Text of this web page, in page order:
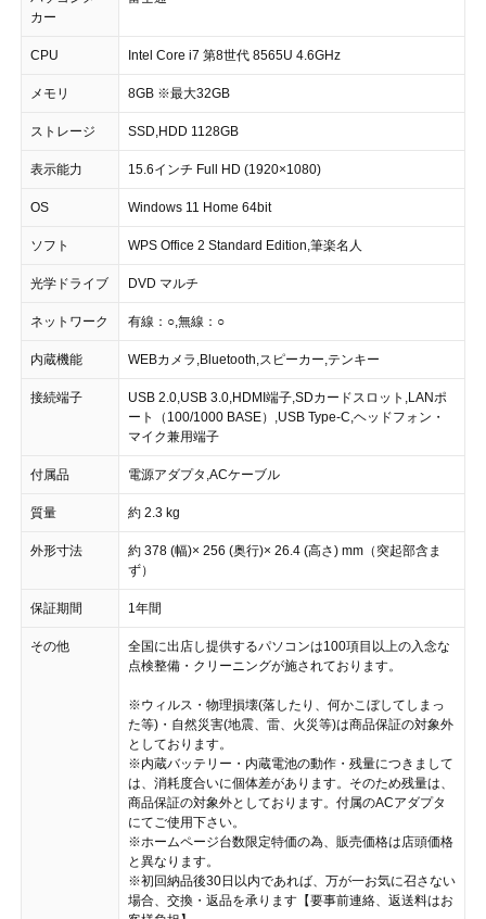
カー
CPU Intel Core i7 第8世代 8565U 4.6GHz
メモリ 8GB ※最大32GB
ストレージ SSD,HDD 1128GB
表示能力 15.6インチ Full HD (1920×1080)
OS Windows 11 Home 64bit
ソフト WPS Office 2 Standard Edition,筆楽名人
光学ドライブ DVD マルチ
ネットワーク 有線：○,無線：○
内蔵機能 WEBカメラ,Bluetooth,スピーカー,テンキー
接続端子
USB 2.0,USB 3.0,HDMI端子,SDカードスロット,LANポ
ート（100/1000 BASE）,USB Type-C,ヘッドフォン・
マイク兼用端子
付属品 電源アダプタ,ACケーブル
質量 約 2.3 kg
外形寸法
約 378 (幅)× 256 (奥行)× 26.4 (高さ) mm（突起部含ま
ず）
保証期間 1年間
その他
全国に出店し提供するパソコンは100項目以上の入念な
点検整備・クリーニングが施されております。
※ウィルス・物理損壊(落したり、何かこぼしてしまっ
た等)・自然災害(地震、雷、火災等)は商品保証の対象外
としております。
※内蔵バッテリー・内蔵電池の動作・残量につきまして
は、消耗度合いに個体差があります。そのため残量は、
商品保証の対象外としております。付属のACアダプタ
にてご使用下さい。
※ホームページ台数限定特価の為、販売価格は店頭価格
と異なります。
※初回納品後30日以内であれば、万が一お気に召さない
場合、交換・返品を承ります【要事前連絡、返送料はお